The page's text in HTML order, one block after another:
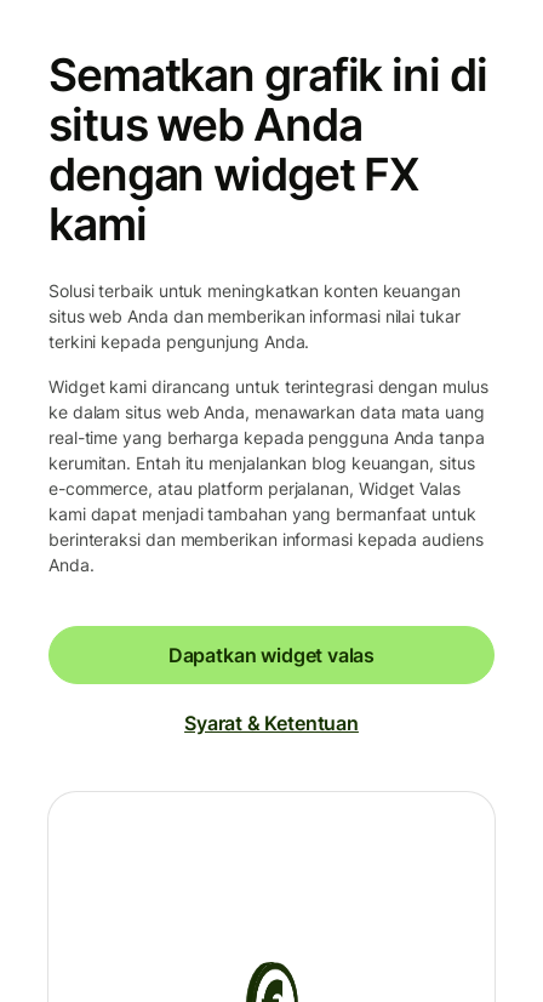
Sematkan grafik ini di
situs web Anda
dengan widget FX
kami
Solusi terbaik untuk meningkatkan konten keuangan
situs web Anda dan memberikan informasi nilai tukar
terkini kepada pengunjung Anda.
Widget kami dirancang untuk terintegrasi dengan mulus
ke dalam situs web Anda, menawarkan data mata uang
real-time yang berharga kepada pengguna Anda tanpa
kerumitan. Entah itu menjalankan blog keuangan, situs
e-commerce, atau platform perjalanan, Widget Valas
kami dapat menjadi tambahan yang bermanfaat untuk
berinteraksi dan memberikan informasi kepada audiens
Anda.
Dapatkan widget valas
Syarat & Ketentuan